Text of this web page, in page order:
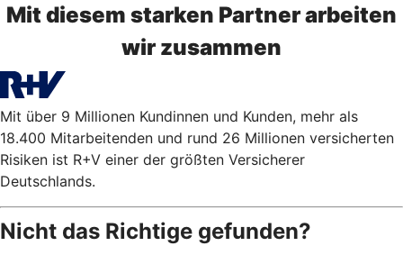
Mit diesem starken Partner arbeiten
wir zusammen
Mit über 9 Millionen Kundinnen und Kunden, mehr als
18.400 Mitarbeitenden und rund 26 Millionen versicherten
Risiken ist R+V einer der größten Versicherer
Deutschlands.
Nicht das Richtige gefunden?